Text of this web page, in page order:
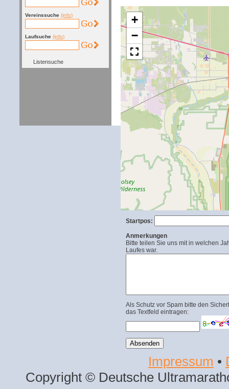
Vereinssuche (info)
Laufsuche (info)
Listensuche
+
−
Startpos:
Anmerkungen
Bitte teilen Sie uns mit in welchen
Laufes war.
Als Schutz vor Spam bitte den
das Textfeld eintragen:
Impressum •
Copyright © Deutsche